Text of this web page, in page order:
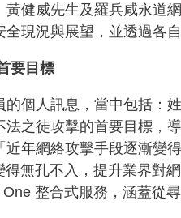
健威先生及羅兵咸永道
現況與展望，並透過各
要目標
個人訊息，當中包括：
之徒攻擊的首要目標，
年網絡攻擊手段逐漸變
無孔不入，提升業界對
整合式服務，涵蓋從